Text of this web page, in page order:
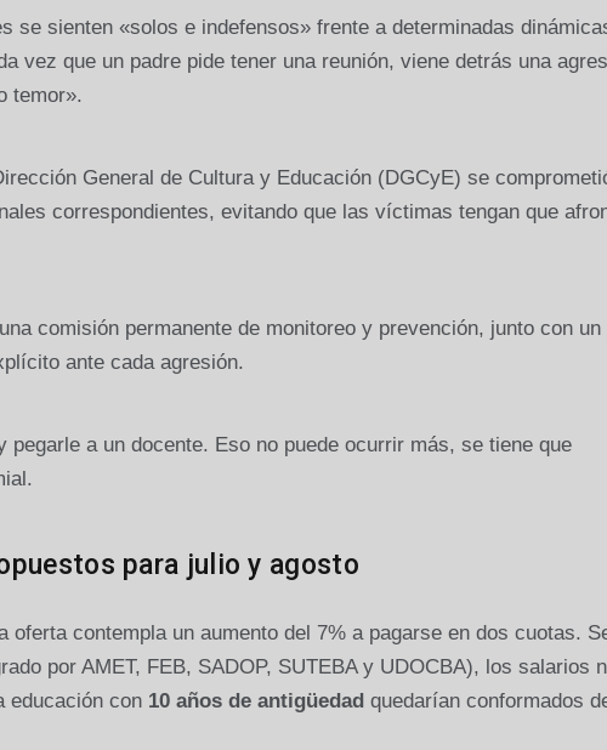
se sienten «solos e indefensos» frente a determinadas
vez que un padre pide tener una reunión, viene detrás una
temor».
General de Cultura y Educación (DGCyE) se
correspondientes, evitando que las víctimas tengan que
comisión permanente de monitoreo y prevención, junto con un
ante cada agresión.
pegarle a un docente. Eso no puede ocurrir más, se tiene que
para julio y agosto
oferta contempla un aumento del 7% a pagarse en dos cuotas.
por AMET, FEB, SADOP, SUTEBA y UDOCBA), los salarios
educación con 10 años de antigüedad quedarían conformados